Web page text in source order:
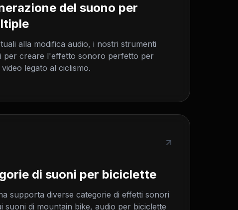
del suono per
alla modifica audio, i nostri strumenti
per creare l'effetto sonoro perfetto per
legato al ciclismo.
di suoni per biciclette
supporta diverse categorie di effetti sonori
suoni di mountain bike, audio per biciclette